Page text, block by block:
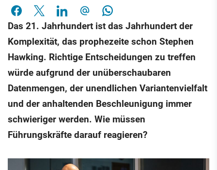
Das 21. Jahrhundert ist das Jahrhundert der
Komplexität, das prophezeite schon Stephen
Hawking. Richtige Entscheidungen zu treffen
würde aufgrund der unüberschaubaren
Datenmengen, der unendlichen Variantenvielfalt
und der anhaltenden Beschleunigung immer
schwieriger werden. Wie müssen
Führungskräfte darauf reagieren?